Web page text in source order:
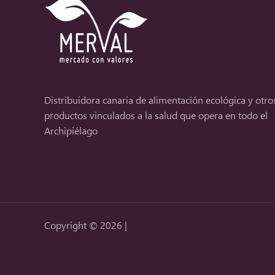
Distribuidora canaria de alimentación ecológica y
productos vinculados a la salud que opera en todo el
Archipiélago
Copyright © 2026 |